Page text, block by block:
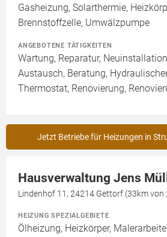
Gasheizung, Solarthermie,
Brennstoffzelle, Umwälzpumpe
ANGEBOTENE TÄTIGKEITEN
Wartung, Reparatur,
Austausch, Beratung,
Thermostat, Renovierung,
Jetzt Betriebe für Heizungen in
Hausverwaltung Jens
Lindenhof 11, 24214 Gettorf (33km
HEIZUNG SPEZIALGEBIETE
Ölheizung, Heizkörper,